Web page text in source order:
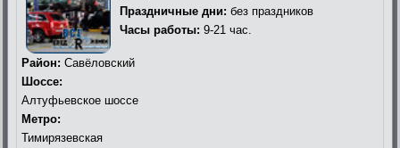
Праздничные дни: без праздников
Часы работы: 9-21 час.
Район: Савёловский
Шоссе:
Алтуфьевское шоссе
Метро:
Тимирязевская